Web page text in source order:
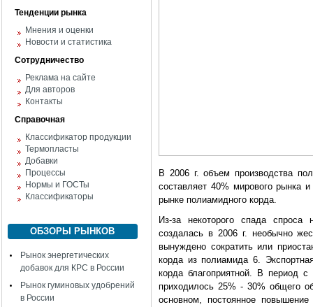
Тенденции рынка
Мнения и оценки
Новости и статистика
Сотрудничество
Реклама на сайте
Для авторов
Контакты
Справочная
Классификатор продукции
Термопласты
Добавки
Процессы
Нормы и ГОСТы
Классификаторы
ОБЗОРЫ РЫНКОВ
Рынок энергетических
добавок для КРС в России
Рынок гуминовых удобрений
в России
В 2006 г. объем производства
составляет 40% мирового рынка
рынке полиамидного корда.
Из-за некоторого спада
создалась в 2006 г. необычно
вынуждено сократить или
корда из полиамида 6.
корда благоприятной. В период
приходилось 25% - 30% общего
основном, постоянное